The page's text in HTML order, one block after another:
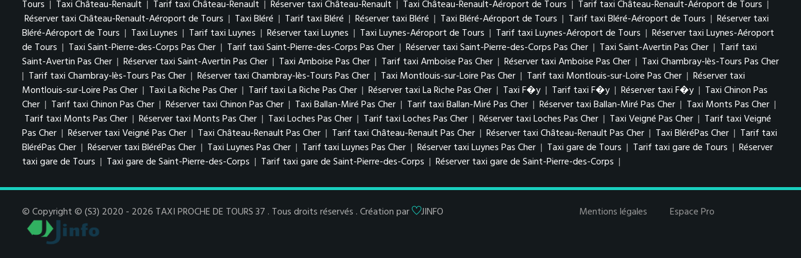
Tours | Taxi Château-Renault | Tarif taxi Château-Renault | Réserver taxi Château-Renault | Taxi Château-Renault-Aéroport de Tours | Tarif taxi Château-Renault-Aéroport de Tours |
Réserver taxi Château-Renault-Aéroport de Tours | Taxi Bléré | Tarif taxi Bléré | Réserver taxi Bléré | Taxi Bléré-Aéroport de Tours | Tarif taxi Bléré-Aéroport de Tours | Réserver taxi
Bléré-Aéroport de Tours | Taxi Luynes | Tarif taxi Luynes | Réserver taxi Luynes | Taxi Luynes-Aéroport de Tours | Tarif taxi Luynes-Aéroport de Tours | Réserver taxi Luynes-Aéroport
de Tours | Taxi Saint-Pierre-des-Corps Pas Cher | Tarif taxi Saint-Pierre-des-Corps Pas Cher | Réserver taxi Saint-Pierre-des-Corps Pas Cher | Taxi Saint-Avertin Pas Cher | Tarif taxi
Saint-Avertin Pas Cher | Réserver taxi Saint-Avertin Pas Cher | Taxi Amboise Pas Cher | Tarif taxi Amboise Pas Cher | Réserver taxi Amboise Pas Cher | Taxi Chambray-lès-Tours Pas Cher
| Tarif taxi Chambray-lès-Tours Pas Cher | Réserver taxi Chambray-lès-Tours Pas Cher | Taxi Montlouis-sur-Loire Pas Cher | Tarif taxi Montlouis-sur-Loire Pas Cher | Réserver taxi
Montlouis-sur-Loire Pas Cher | Taxi La Riche Pas Cher | Tarif taxi La Riche Pas Cher | Réserver taxi La Riche Pas Cher | Taxi F�y | Tarif taxi F�y | Réserver taxi F�y | Taxi Chinon Pas
Cher | Tarif taxi Chinon Pas Cher | Réserver taxi Chinon Pas Cher | Taxi Ballan-Miré Pas Cher | Tarif taxi Ballan-Miré Pas Cher | Réserver taxi Ballan-Miré Pas Cher | Taxi Monts Pas Cher |
Tarif taxi Monts Pas Cher | Réserver taxi Monts Pas Cher | Taxi Loches Pas Cher | Tarif taxi Loches Pas Cher | Réserver taxi Loches Pas Cher | Taxi Veigné Pas Cher | Tarif taxi Veigné
Pas Cher | Réserver taxi Veigné Pas Cher | Taxi Château-Renault Pas Cher | Tarif taxi Château-Renault Pas Cher | Réserver taxi Château-Renault Pas Cher | Taxi BléréPas Cher | Tarif taxi
BléréPas Cher | Réserver taxi BléréPas Cher | Taxi Luynes Pas Cher | Tarif taxi Luynes Pas Cher | Réserver taxi Luynes Pas Cher | Taxi gare de Tours | Tarif taxi gare de Tours | Réserver
taxi gare de Tours | Taxi gare de Saint-Pierre-des-Corps | Tarif taxi gare de Saint-Pierre-des-Corps | Réserver taxi gare de Saint-Pierre-des-Corps |
© Copyright © (S3) 2020 - 2026 TAXI PROCHE DE TOURS 37 . Tous droits réservés . Création par JINFO Mentions légales Espace Pro